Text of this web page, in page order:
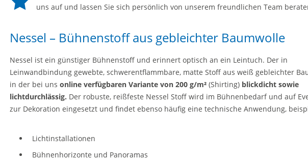
uns auf und lassen Sie sich persönlich von unserem freundlichen Team
Nessel – Bühnenstoff aus gebleichter Baumwolle
Nessel ist ein günstiger Bühnenstoff und erinnert optisch an ein Leintuch. Der in
Leinwandbindung gewebte, schwerentflammbare, matte Stoff aus weiß gebleichter
in der bei uns online verfügbaren Variante von 200 g/m² (Shirting) blickdicht sowie
lichtdurchlässig. Der robuste, reißfeste Nessel Stoff wird im Bühnenbedarf und auf
zur Dekoration eingesetzt und findet ebenso häufig eine technische Anwendung,
Lichtinstallationen
Bühnenhorizonte und Panoramas